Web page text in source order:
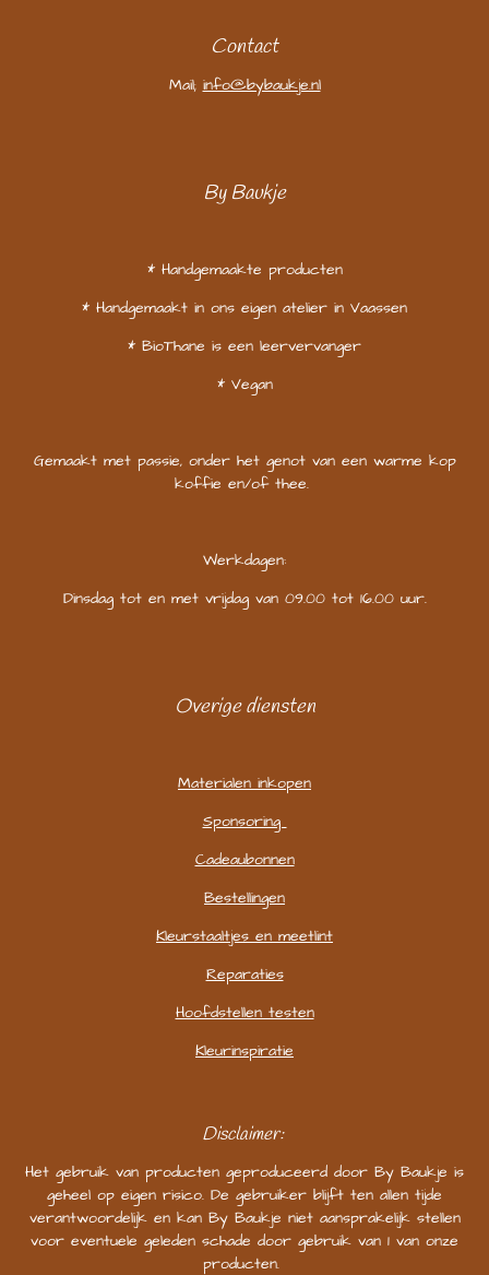
Contact
Mail;info@bybaukje.nl
By Baukje
* Handgemaakte producten
* Handgemaakt in ons eigen atelier in Vaassen
* BioThane is een leervervanger
* Vegan
Gemaakt met passie, onder het genot van een warme kop
koffie en/of thee.
Werkdagen:
Dinsdag tot en met vrijdag van 09.00 tot 16.00 uur.
Overige diensten
Materialen inkopen
Sponsoring
Cadeaubonnen
Bestellingen
Kleurstaaltjes en meetlint
Reparaties
Hoofdstellen testen
Kleurinspiratie
Disclaimer:
Het gebruik van producten geproduceerd door By Baukje is
geheel op eigen risico. De gebruiker blijft ten allen tijde
verantwoordelijk en kan By Baukje niet aansprakelijk stellen
voor eventuele geleden schade door gebruik van 1 van onze
producten.